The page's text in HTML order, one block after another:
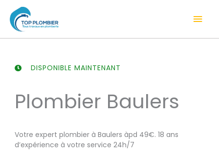
contenu
DISPONIBLE MAINTENANT
Plombier Baulers
Votre expert plombier à Baulers àpd 49€. 18 ans
d’expérience à votre service 24h/7